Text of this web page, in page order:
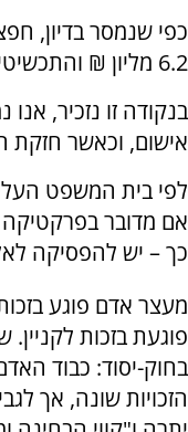
כפי שנמסר בדיון,
6.2 מליון ₪ והתכשיטים הוערכו בסכום של 600,000 ₪.
בנקודה זו נזכיר,
אישום, וכאשר חזקת
לפי בית המשפט
אם מדובר
כך – יש להפסיקה
מעצר אדם פוגע
פוגעת בזכות לקניין.
בחוק-יסוד: כבוד
הזכויות שונה, אך